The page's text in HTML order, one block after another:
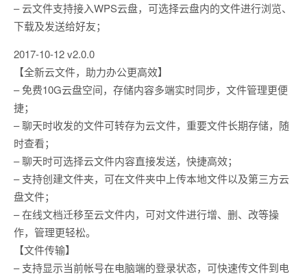
– 云文件支持接入WPS云盘，可选择云盘内的文件进行浏览、
下载及发送给好友；
2017-10-12 v2.0.0
【全新云文件，助力办公更高效】
– 免费10G云盘空间，存储内容多端实时同步，文件管理更便
捷；
– 聊天时收发的文件可转存为云文件，重要文件长期存储，随
时查看；
– 聊天时可选择云文件内容直接发送，快捷高效；
– 支持创建文件夹，可在文件夹中上传本地文件以及第三方云
盘文件；
– 在线文档迁移至云文件内，可对文件进行增、删、改等操
作，管理更轻松。
【文件传输】
– 支持显示当前帐号在电脑端的登录状态，可快速传文件到电